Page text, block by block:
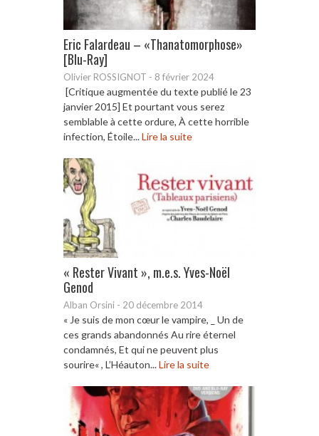
Eric Falardeau – «Thanatomorphose»
[Blu-Ray]
Olivier ROSSIGNOT - 8 février 2024
[Critique augmentée du texte publié le 23
janvier 2015] Et pourtant vous serez
semblable à cette ordure, À cette horrible
infection, Étoile...Lire la suite
« Rester Vivant », m.e.s. Yves-Noël
Genod
Alban Orsini - 20 décembre 2014
« Je suis de mon cœur le vampire, _ Un de
ces grands abandonnés Au rire éternel
condamnés, Et qui ne peuvent plus
sourire« , L’Héauton...Lire la suite